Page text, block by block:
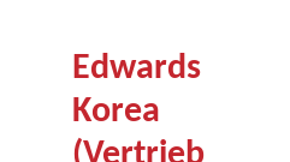
Edwards
Korea
(Vertrieb